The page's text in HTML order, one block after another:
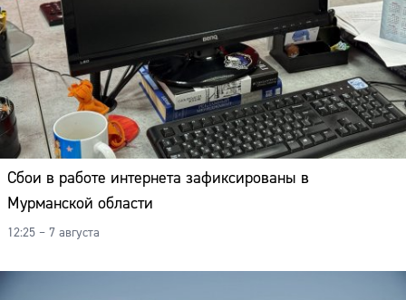
Сбои в работе интернета зафиксированы в
Мурманской области
12:25 – 7 августа